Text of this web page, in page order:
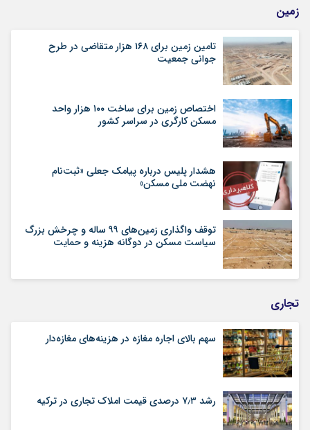
زمین
تامین زمین برای ۱۶۸ هزار متقاضی در طرح
جوانی جمعیت
اختصاص زمین برای ساخت ۱۰۰ هزار واحد
مسکن کارگری در سراسر کشور
هشدار پلیس درباره پیامک جعلی «ثبت‌نام
نهضت ملی مسکن»
توقف واگذاری زمین‌های ۹۹ ساله و چرخش بزرگ
سیاست مسکن در دوگانه هزینه و حمایت
تجاری
سهم بالای اجاره‌‌ مغازه در هزینه‌‌های مغازه‌‌دار
رشد ۷٫۳ درصدی قیمت‌ املاک تجاری در ترکیه